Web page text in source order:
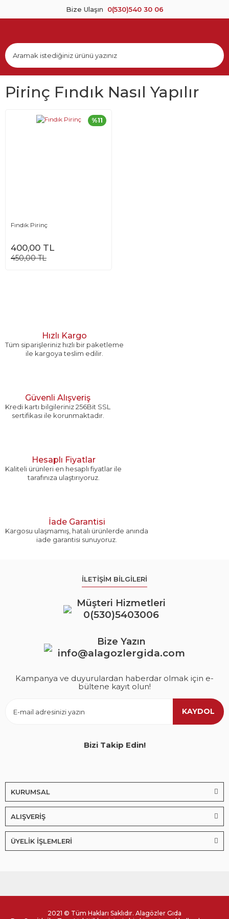
Bize Ulaşın 0(530)540 30 06
Pirinç Fındık Nasıl Yapılır
Fındık Pirinç
%11
400,00 TL
450,00 TL
Hızlı Kargo
Tüm siparişleriniz hızlı bir paketleme
ile kargoya teslim edilir.
Güvenli Alışveriş
Kredi kartı bilgileriniz 256Bit SSL
sertifikası ile korunmaktadır.
Hesaplı Fiyatlar
Kaliteli ürünleri en hesaplı fiyatlar ile
tarafınıza ulaştırıyoruz.
İade Garantisi
Kargosu ulaşmamış, hatalı ürünlerde anında
iade garantisi sunuyoruz.
İLETİŞİM BİLGİLERİ
Müşteri Hizmetleri
0(530)5403006
Bize Yazın
info@alagozlergida.com
Kampanya ve duyurulardan haberdar olmak için e-
bültene kayıt olun!
KAYDOL
Bizi Takip Edin!
KURUMSAL
ALIŞVERİŞ
ÜYELİK İŞLEMLERİ
2021 © Tüm Hakları Saklıdır. Alagözler Gıda